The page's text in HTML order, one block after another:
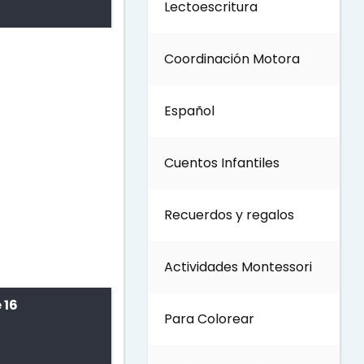
Día del Trabajo
Día de los Abuelos
Día del padre
Día del Maestro
Día internacional de los
Lectoescritura
Coordinación Motora
Español
Cuentos Infantiles
Recuerdos y regalos
Actividades Montessori
Para Colorear